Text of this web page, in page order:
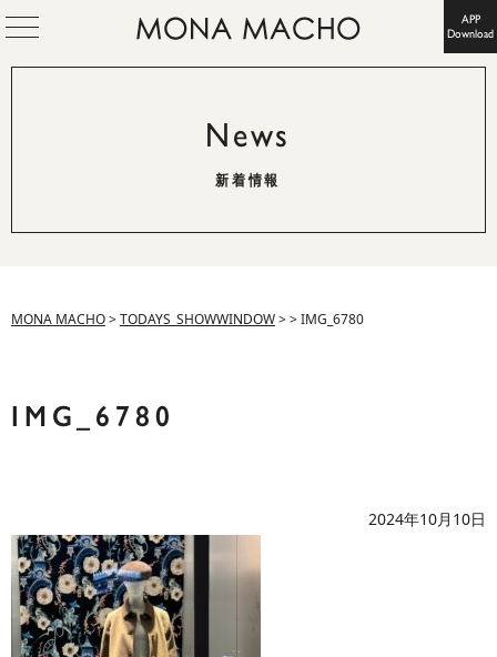
APP
Download
News
新着情報
MONA MACHO>TODAYS_SHOWWINDOW>>IMG_6780
IMG_6780
2024年10月10日